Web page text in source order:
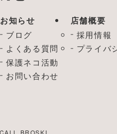
お知らせ
ブログ
よくある質問
保護ネコ活動
お問い合わせ
店舗概要
採用情報
プライバ